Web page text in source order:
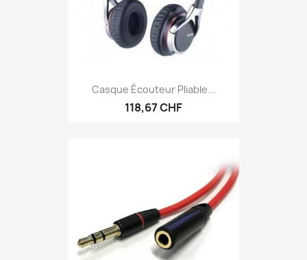
Casque Écouteur Pliable...
118,67 CHF